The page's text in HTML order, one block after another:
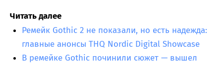
Читать далее
Ремейк Gothic 2 не показали, но есть надежда:
главные анонсы THQ Nordic Digital Showcase
В ремейке Gothic починили сюжет — вышел